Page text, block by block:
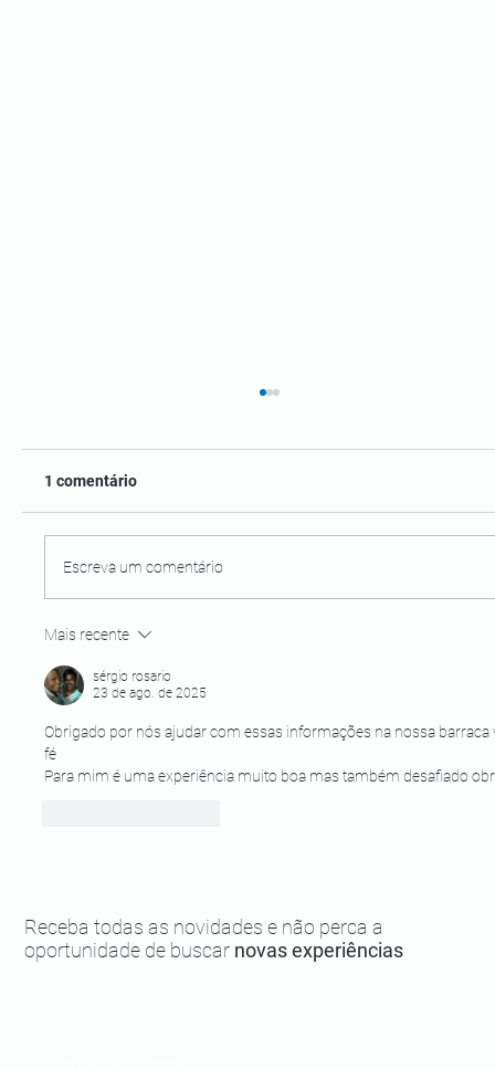
Boipeba
1 comentário
Escreva um comentário
Mais recente
sérgio rosario
23 de ago. de 2025
Obrigado por nós ajudar com essas informações na nossa barraca
fé
Para mim é uma experiência muito boa mas também desafiado
Receba todas as novidades e não perca a
oportunidade de buscar novas experiências